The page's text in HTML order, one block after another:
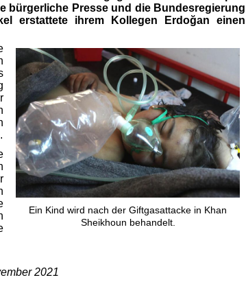
bürgerliche Presse und die Bundesregierung
erstattete ihrem Kollegen Erdoğan einen
Ein Kind wird nach der Giftgasattacke in Khan
Sheikhoun behandelt.
2021